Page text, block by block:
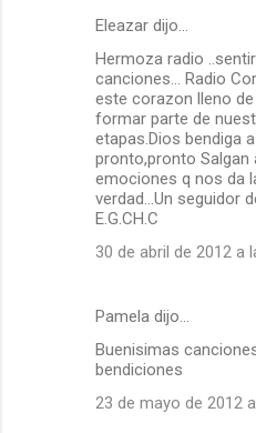
Eleazar dijo…
Hermoza radio
canciones... Radio
este corazon lleno
formar parte de
etapas.Dios bendiga
pronto,pronto Salgan
emociones q nos da
verdad...Un seguidor
E.G.CH.C
30 de abril de 2012 a
Pamela dijo…
Buenisimas
bendiciones
23 de mayo de 2012